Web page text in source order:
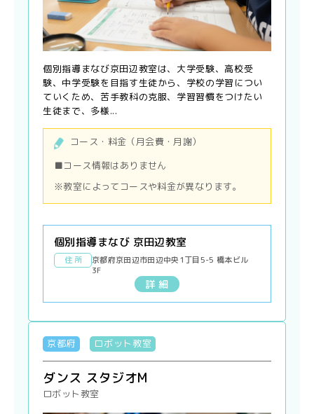
個別指導まなび京田辺教室は、大学受験、高校受
験、中学受験を目指す生徒から、学校の学習につい
ていくため、苦手教科の克服、学習習慣をつけたい
生徒まで、多様...
コース・料金（月会費・月謝）
■コース情報はありません
※教室によってコースや料金が異なります。
個別指導まなび 京田辺教室
住 所
京都府京田辺市田辺中央1丁目5-5 橋本ビル
3F
詳 細
京都府 ロボット教室
ダンス スタジオM
ロボット教室